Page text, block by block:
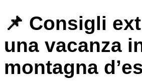
📌 Consigli
una vacanza
montagna